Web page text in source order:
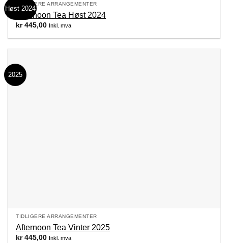
Høst 2024
TIDLIGERE ARRANGEMENTER
Afternoon Tea Høst 2024
kr445,00 Inkl. mva
2025
TIDLIGERE ARRANGEMENTER
Afternoon Tea Vinter 2025
kr445,00 Inkl. mva